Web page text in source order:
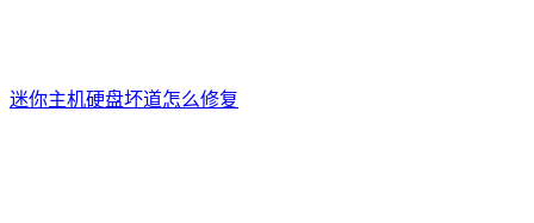
迷你主机硬盘坏道怎么修复